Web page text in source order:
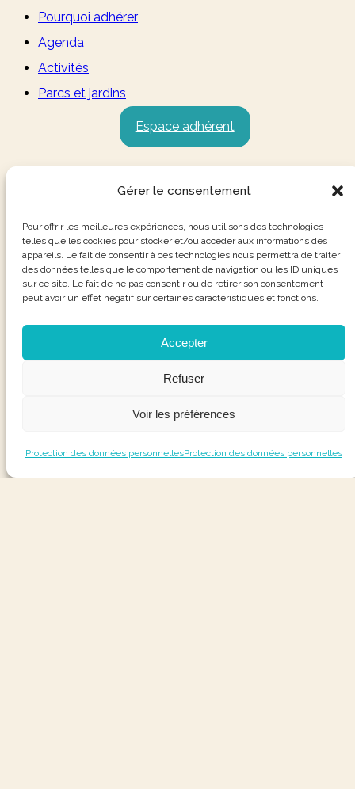
Gérer le consentement
Pour offrir les meilleures expériences, nous utilisons des technologies
telles que les cookies pour stocker et/ou accéder aux informations des
appareils. Le fait de consentir à ces technologies nous permettra de traiter
des données telles que le comportement de navigation ou les ID uniques
sur ce site. Le fait de ne pas consentir ou de retirer son consentement
peut avoir un effet négatif sur certaines caractéristiques et fonctions.
Accepter
Refuser
Voir les préférences
Protection des données personnellesProtection des données personnelles
Pourquoi adhérer
Agenda
Activités
Parcs et jardins
Espace adhérent